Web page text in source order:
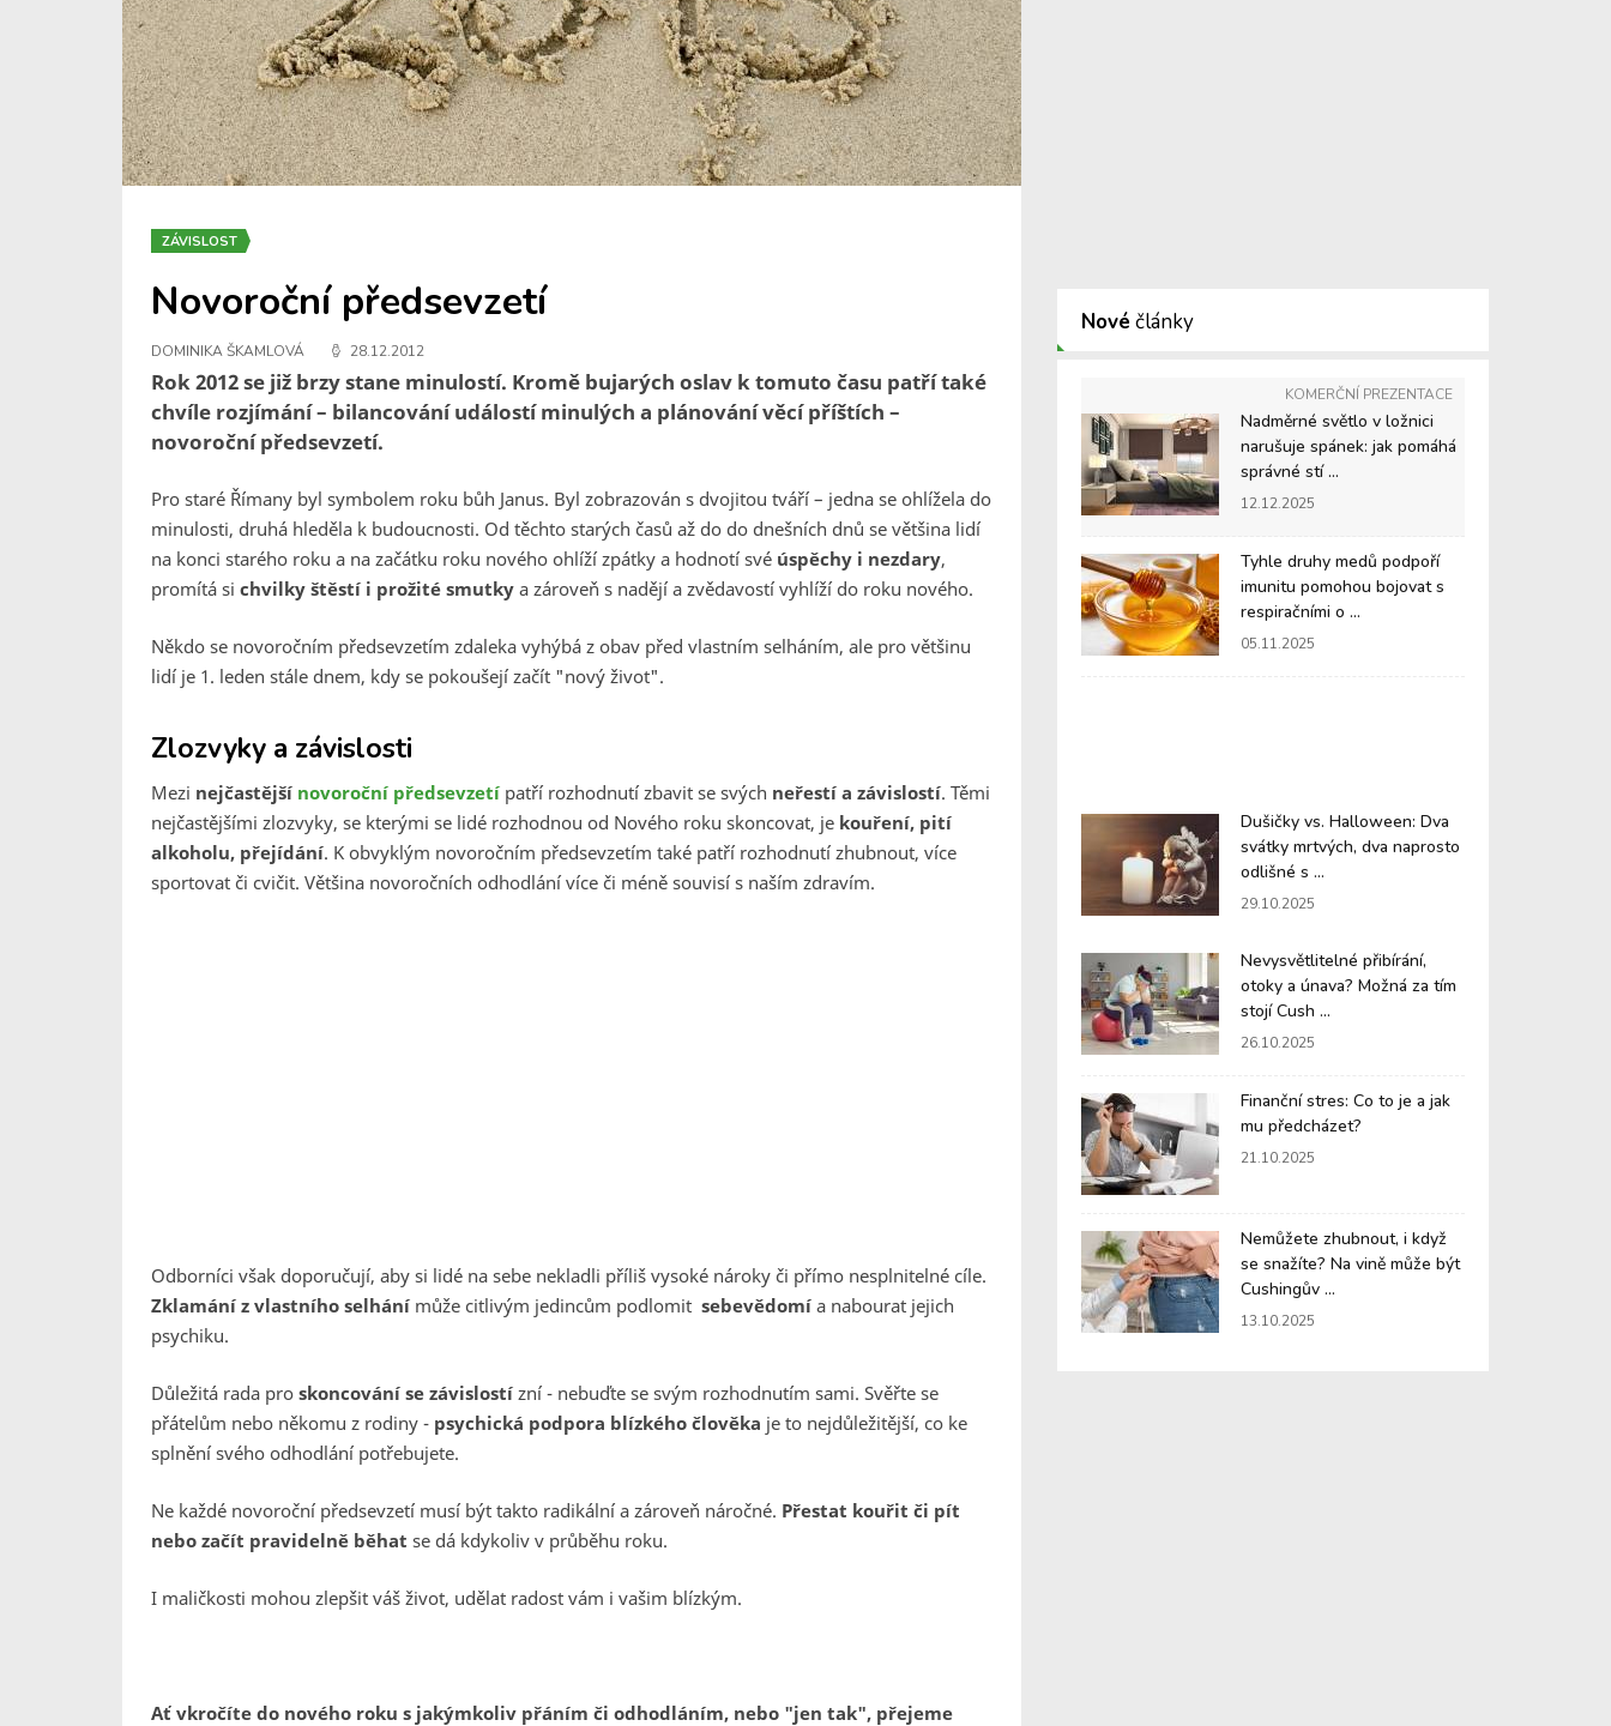
ZÁVISLOST
Novoroční předsevzetí
DOMINIKA ŠKAMLOVÁ 28.12.2012
Rok 2012 se již brzy stane minulostí. Kromě bujarých oslav k tomuto času patří také
chvíle rozjímání – bilancování událostí minulých a plánování věcí příštích –
novoroční předsevzetí.
Pro staré Římany byl symbolem roku bůh Janus. Byl zobrazován s dvojitou tváří – jedna se ohlížela do
minulosti, druhá hleděla k budoucnosti. Od těchto starých časů až do do dnešních dnů se většina lidí
na konci starého roku a na začátku roku nového ohlíží zpátky a hodnotí své úspěchy i nezdary,
promítá si chvilky štěstí i prožité smutky a zároveň s nadějí a zvědavostí vyhlíží do roku nového.
Někdo se novoročním předsevzetím zdaleka vyhýbá z obav před vlastním selháním, ale pro většinu
lidí je 1. leden stále dnem, kdy se pokoušejí začít "nový život".
Zlozvyky a závislosti
Mezi nejčastější novoroční předsevzetí patří rozhodnutí zbavit se svých neřestí a závislostí. Těmi
nejčastějšími zlozvyky, se kterými se lidé rozhodnou od Nového roku skoncovat, je kouření, pití
alkoholu, přejídání. K obvyklým novoročním předsevzetím také patří rozhodnutí zhubnout, více
sportovat či cvičit. Většina novoročních odhodlání více či méně souvisí s naším zdravím.
Odborníci však doporučují, aby si lidé na sebe nekladli příliš vysoké nároky či přímo nesplnitelné cíle.
Zklamání z vlastního selhání může citlivým jedincům podlomit sebevědomí a nabourat jejich
psychiku.
Důležitá rada pro skoncování se závislostí zní - nebuďte se svým rozhodnutím sami. Svěřte se
přátelům nebo někomu z rodiny - psychická podpora blízkého člověka je to nejdůležitější, co ke
splnění svého odhodlání potřebujete.
Ne každé novoroční předsevzetí musí být takto radikální a zároveň náročné. Přestat kouřit či pít
nebo začít pravidelně běhat se dá kdykoliv v průběhu roku.
I maličkosti mohou zlepšit váš život, udělat radost vám i vašim blízkým.
Ať vkročíte do nového roku s jakýmkoliv přáním či odhodláním, nebo "jen tak", přejeme
Nové články
KOMERČNÍ PREZENTACE
Nadměrné světlo v ložnici
narušuje spánek: jak pomáhá
správné stí ...
12.12.2025
Tyhle druhy medů podpoří
imunitu pomohou bojovat s
respiračními o ...
05.11.2025
Dušičky vs. Halloween: Dva
svátky mrtvých, dva naprosto
odlišné s ...
29.10.2025
Nevysvětlitelné přibírání,
otoky a únava? Možná za tím
stojí Cush ...
26.10.2025
Finanční stres: Co to je a jak
mu předcházet?
21.10.2025
Nemůžete zhubnout, i když
se snažíte? Na vině může být
Cushingův ...
13.10.2025